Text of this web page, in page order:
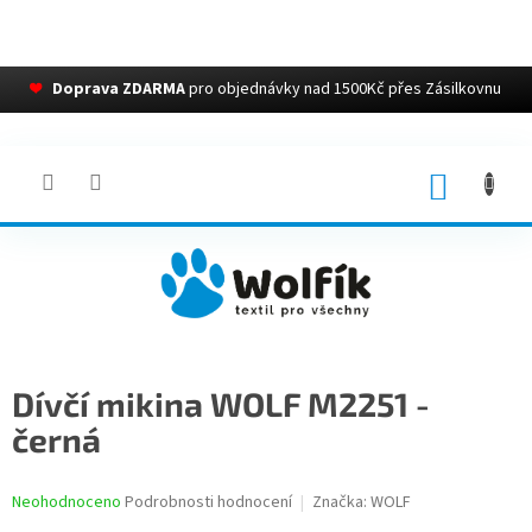
❤ Doprava ZDARMApro objednávky nad 1500Kč přes Zásilkovnu
Dívčí mikina WOLF M2251 -
černá
Průměrné
Neohodnoceno Podrobnosti hodnocení Značka: WOLF